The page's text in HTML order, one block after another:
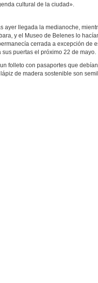
cultural de la ciudad».
ayer llegada la medianoche,
y el Museo de Belenes lo
cerrada a excepción de
puertas el próximo 22 de mayo.
folleto con pasaportes que
de madera sostenible son